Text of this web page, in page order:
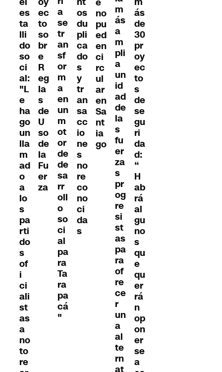
es
ta
lli
do
so
ci
al:
"L
e
ha
go
un
lla
m
ad
o
a
lo
s
pa
rti
do
s
of
i
ci
ali
st
as
a
no
to
re
ec
to
so
br
e
R
eg
la
s
de
U
so
de
la
Fu
er
za
a
se
tr
an
sf
or
m
a
en
un
m
ot
or
de
de
sa
rr
oll
o
so
ci
al
pa
ra
Ta
ra
pa
cá
"
os
du
pli
ca
do
s
y
tr
an
sa
cc
io
ne
s
no
re
co
no
ci
da
s
no
pu
ed
en
ci
rc
ul
ar
en
Sa
nt
ia
go
m
ás
a
m
pli
a
un
id
ad
de
la
s
fu
er
za
s
pr
og
re
si
st
as
pa
ra
of
re
ce
r
un
a
al
te
rn
ás
de
30
pr
oy
ec
to
s
de
se
gu
ri
da
d:
“
H
ab
rá
al
gu
no
s
qu
e
qu
er
rá
n
op
on
er
se
a